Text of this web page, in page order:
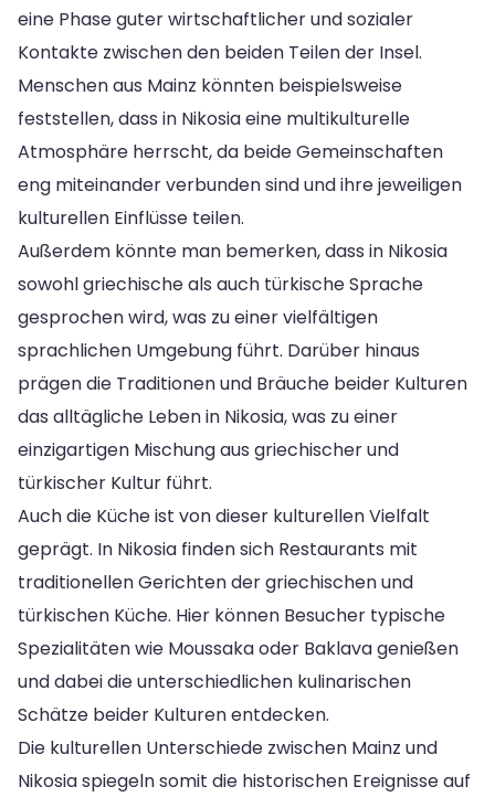
eine Phase guter wirtschaftlicher und sozialer
Kontakte zwischen den beiden Teilen der Insel.
Menschen aus Mainz könnten beispielsweise
feststellen, dass in Nikosia eine multikulturelle
Atmosphäre herrscht, da beide Gemeinschaften
eng miteinander verbunden sind und ihre jeweiligen
kulturellen Einflüsse teilen.
Außerdem könnte man bemerken, dass in Nikosia
sowohl griechische als auch türkische Sprache
gesprochen wird, was zu einer vielfältigen
sprachlichen Umgebung führt. Darüber hinaus
prägen die Traditionen und Bräuche beider Kulturen
das alltägliche Leben in Nikosia, was zu einer
einzigartigen Mischung aus griechischer und
türkischer Kultur führt.
Auch die Küche ist von dieser kulturellen Vielfalt
geprägt. In Nikosia finden sich Restaurants mit
traditionellen Gerichten der griechischen und
türkischen Küche. Hier können Besucher typische
Spezialitäten wie Moussaka oder Baklava genießen
und dabei die unterschiedlichen kulinarischen
Schätze beider Kulturen entdecken.
Die kulturellen Unterschiede zwischen Mainz und
Nikosia spiegeln somit die historischen Ereignisse auf